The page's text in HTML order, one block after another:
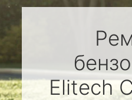
Elitech